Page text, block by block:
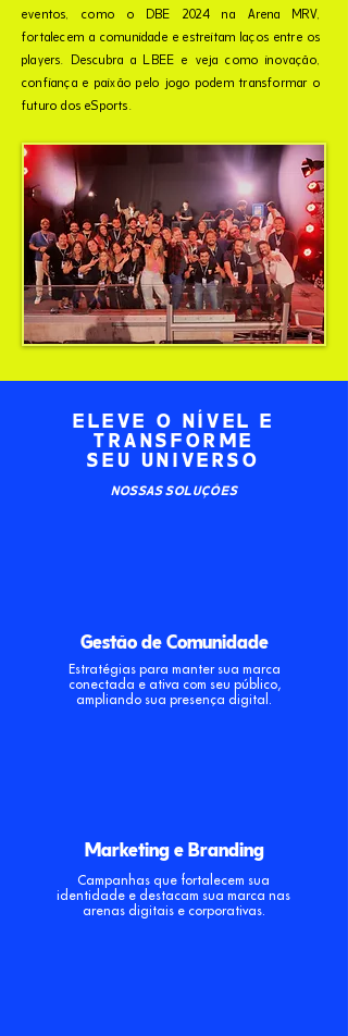
eventos, como o DBE 2024 na Arena MRV,
fortalecem a comunidade e estreitam laços entre os
players. Descubra a LBEE e veja como inovação,
confiança e paixão pelo jogo podem transformar o
futuro dos eSports.
ELEVE O NÍVEL E
TRANSFORME
SEU UNIVERSO
NOSSAS SOLUÇÕES
Gestão de Comunidade
Estratégias para manter sua marca
conectada e ativa com seu público,
ampliando sua presença digital.
Marketing e Branding
Campanhas que fortalecem sua
identidade e destacam sua marca nas
arenas digitais e corporativas.